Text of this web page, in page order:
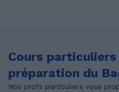
Cours
préparation du
Nos profs particuliers vous